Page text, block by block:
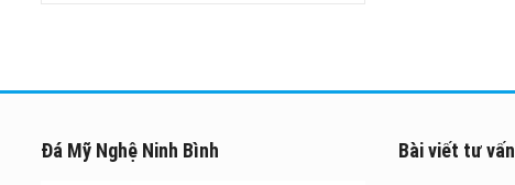
Đá Mỹ Nghệ Ninh Bình Bài viết tư vấn